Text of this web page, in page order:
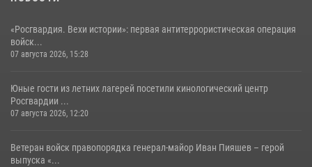
«Росгвардия. Вехи истории»: первая антитеррористическая операция
войск...
07 августа 2026, 15:28
Юные гости из летних лагерей посетили кинологический центр
Росгвардии ...
07 августа 2026, 12:20
Ветеран войск правопорядка генерал-майор Иван Пияшев – герой
выпуска «...